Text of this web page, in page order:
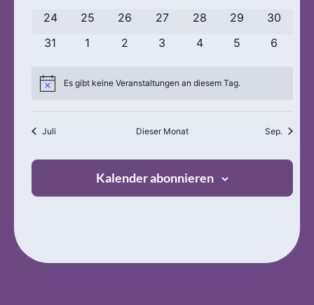
0 Veranstaltungen
24 0 Veranstaltungen
25 0 Veranstaltungen
26 0 Veranstaltungen
27 0 Veranstaltungen
28 0
29 0
30
0 Veranstaltungen
31 0 Veranstaltungen
1 0 Veranstaltungen
2 0 Veranstaltungen
3 0 Veranstaltungen
4 0
5 0
6
HinweisEs gibt keine Veranstaltungen an diesem Tag.
Juli Dieser Monat Sep.
Kalender abonnieren